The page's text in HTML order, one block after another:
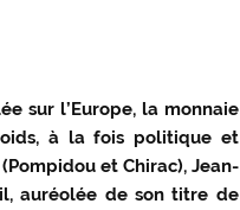
sur l’Europe, la monnaie
à la fois politique et
et Chirac), Jean-
auréolée de son titre de